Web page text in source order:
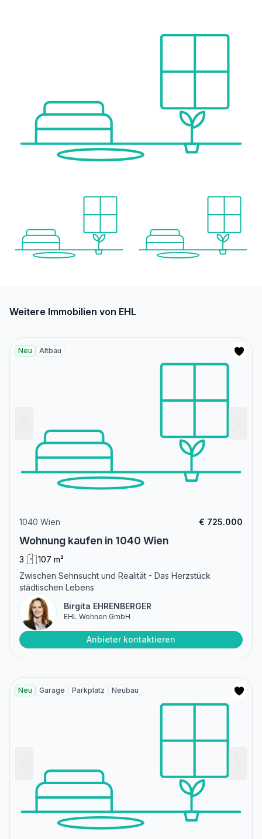
Weitere Immobilien von EHL
Neu Altbau
1040 Wien € 725.000
Wohnung kaufen in 1040 Wien
3
107 m²
Zwischen Sehnsucht und Realität - Das Herzstück
städtischen Lebens
Birgita EHRENBERGER
EHL Wohnen GmbH
Anbieter kontaktieren
Neu Garage Parkplatz Neubau